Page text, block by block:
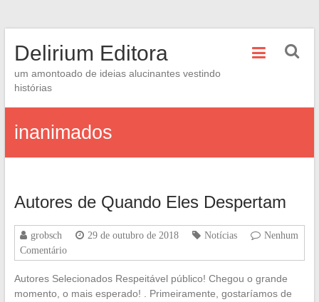
Delirium Editora
um amontoado de ideias alucinantes vestindo
histórias
inanimados
Autores de Quando Eles Despertam
grobsch 29 de outubro de 2018 Notícias
Nenhum
Comentário
Autores Selecionados Respeitável público! Chegou o grande
momento, o mais esperado! . Primeiramente, gostaríamos de